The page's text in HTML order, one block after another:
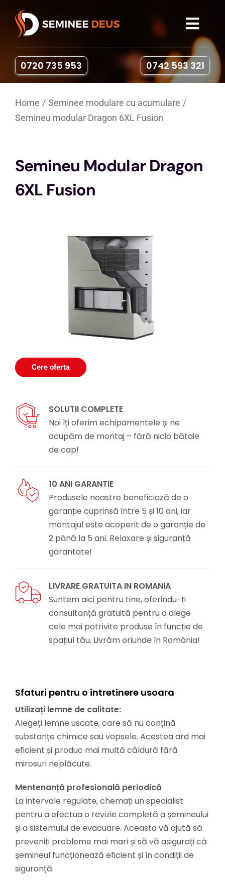
content
Gratare & Cuptoare
Portofoliu
0720 735 953 0742 593 321
Home
Seminee modulare cu acumulare
Semineu modular Dragon 6XL Fusion
Semineu Modular Dragon
6XL Fusion
Cere oferta
SOLUTII COMPLETE
Noi îți oferim echipamentele și ne
ocupăm de montaj – fără nicio bătaie
de cap!
10 ANI GARANTIE
Produsele noastre beneficiază de o
garanție cuprinsă între 5 și 10 ani, iar
montajul este acoperit de o garanție de
2 până la 5 ani. Relaxare și siguranță
garantate!
LIVRARE GRATUITA IN ROMANIA
Suntem aici pentru tine, oferindu-ți
consultanță gratuită pentru a alege
cele mai potrivite produse în funcție de
spațiul tău. Livrăm oriunde în România!
Sfaturi pentru o intretinere usoara
Utilizați lemne de calitate:
Alegeți lemne uscate, care să nu conțină
substanțe chimice sau vopsele. Acestea ard mai
eficient și produc mai multă căldură fără
mirosuri neplăcute.
Mentenanță profesională periodică
La intervale regulate, chemați un specialist
pentru a efectua o revizie completă a șemineului
și a sistemului de evacuare. Aceasta vă ajută să
preveniți probleme mai mari și să vă asigurați că
șemineul funcționează eficient și în condiții de
siguranță.